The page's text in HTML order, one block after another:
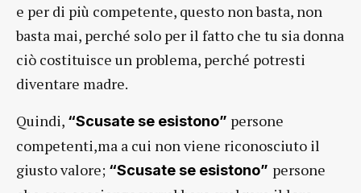
e per di più competente, questo non basta, non
basta mai, perché solo per il fatto che tu sia donna
ciò costituisce un problema, perché potresti
diventare madre.
Quindi, “Scusate se esistono” persone
competenti,ma a cui non viene riconosciuto il
giusto valore; “Scusate se esistono” persone